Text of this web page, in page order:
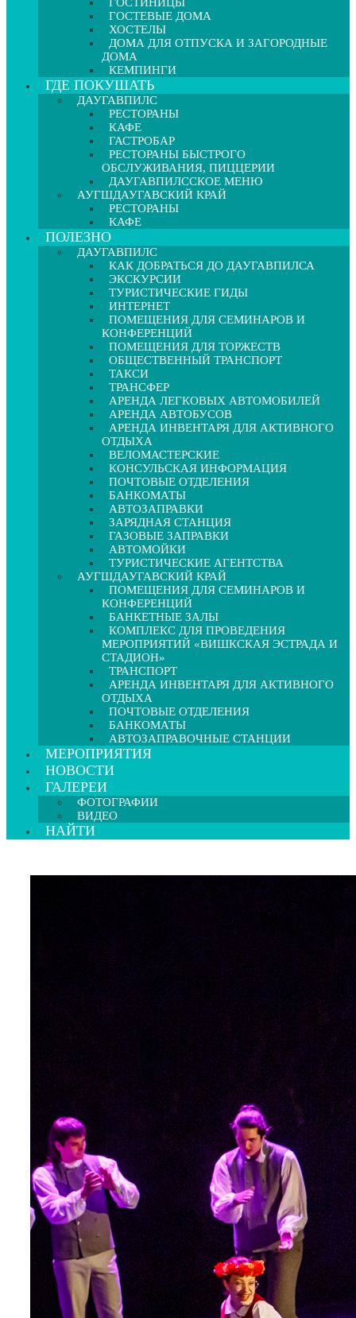
ГОСТЕВЫЕ ДОМА
ХОСТЕЛЫ
ДОМА ДЛЯ ОТПУСКА И ЗАГОРОДНЫЕ
ДОМА
КЕМПИНГИ
ГДЕ ПОКУШАТЬ
ДАУГАВПИЛС
РЕСТОРАНЫ
КАФЕ
ГАСТРОБАР
РЕСТОРАНЫ БЫСТРОГО
ОБСЛУЖИВАНИЯ, ПИЦЦЕРИИ
ДАУГАВПИЛССКОЕ МЕНЮ
АУГШДАУГАВСКИЙ КРАЙ
РЕСТОРАНЫ
КАФЕ
ПОЛЕЗНО
ДАУГАВПИЛС
КАК ДОБРАТЬСЯ ДО ДАУГАВПИЛСА
ЭКСКУРСИИ
ТУРИСТИЧЕСКИЕ ГИДЫ
ИНТЕРНЕТ
ПОМЕЩЕНИЯ ДЛЯ СЕМИНАРОВ И
КОНФЕРЕНЦИЙ
ПОМЕЩЕНИЯ ДЛЯ ТОРЖЕСТВ
ОБЩЕСТВЕННЫЙ ТРАНСПОРТ
ТАКСИ
ТРАНСФЕР
АРЕНДА ЛЕГКОВЫХ АВТОМОБИЛЕЙ
АРЕНДА АВТОБУСОВ
АРЕНДА ИНВЕНТАРЯ ДЛЯ АКТИВНОГО
ОТДЫХА
ВЕЛОМАСТЕРСКИЕ
КОНСУЛЬСКАЯ ИНФОРМАЦИЯ
ПОЧТОВЫЕ ОТДЕЛЕНИЯ
БАНКОМАТЫ
АВТОЗАПРАВКИ
ЗАРЯДНАЯ СТАНЦИЯ
ГАЗОВЫЕ ЗАПРАВКИ
АВТОМОЙКИ
ТУРИСТИЧЕСКИЕ АГЕНТСТВА
АУГШДАУГАВСКИЙ КРАЙ
ПОМЕЩЕНИЯ ДЛЯ СЕМИНАРОВ И
КОНФЕРЕНЦИЙ
БАНКЕТНЫЕ ЗАЛЫ
КОМПЛЕКС ДЛЯ ПРОВЕДЕНИЯ
МЕРОПРИЯТИЙ «ВИШКСКАЯ ЭСТРАДА И
СТАДИОН»
ТРАНСПОРТ
АРЕНДА ИНВЕНТАРЯ ДЛЯ АКТИВНОГО
ОТДЫХА
ПОЧТОВЫЕ ОТДЕЛЕНИЯ
БАНКОМАТЫ
АВТОЗАПРАВОЧНЫЕ СТАНЦИИ
МЕРОПРИЯТИЯ
НОВОСТИ
ГАЛЕРЕИ
ФОТОГРАФИИ
ВИДЕО
НАЙТИ